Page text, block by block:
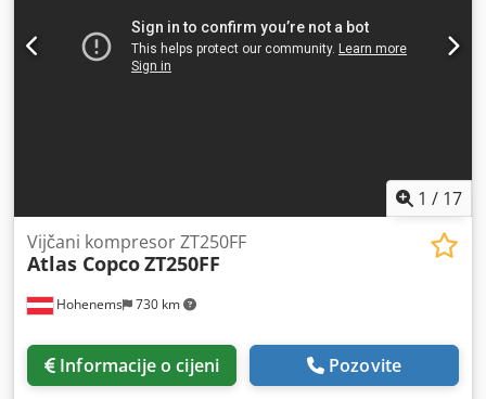
1 / 17
Hohenems 730 km
Vijčani kompresor ZT250FF
Atlas CopcoZT250FF
Informacije o cijeni Pozovite